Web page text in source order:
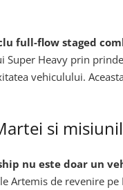
full-flow staged
Heavy prin
vehiculului.
si
nu este doar un
Artemis de revenire